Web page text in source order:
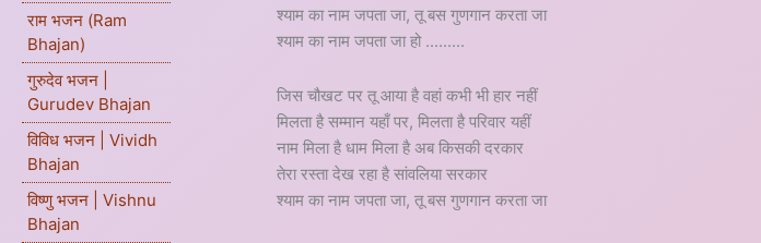
राम भजन (Ram
Bhajan)
गुरुदेव भजन |
Gurudev Bhajan
विविध भजन | Vividh
Bhajan
विष्णु भजन | Vishnu
Bhajan
श्याम का नाम जपता जा, तू बस गुणगान करता जा
श्याम का नाम जपता जा हो .........
जिस चौखट पर तू आया है वहां कभी भी हार नहीं
मिलता है सम्मान यहाँ पर, मिलता है परिवार यहीं
नाम मिला है धाम मिला है अब किसकी दरकार
तेरा रस्ता देख रहा है सांवलिया सरकार
श्याम का नाम जपता जा, तू बस गुणगान करता जा